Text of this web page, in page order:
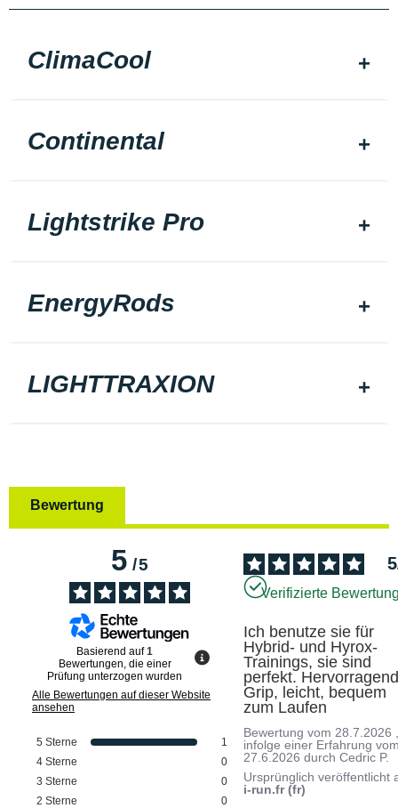
ClimaCool
Continental
Lightstrike Pro
EnergyRods
LIGHTTRAXION
Bewertung
5/5
Basierend auf1
Bewertungen, die einer
Prüfung unterzogen wurden
Alle Bewertungen auf dieser Website
ansehen
5 Sterne
1
4 Sterne
0
3 Sterne
0
2 Sterne
0
5
Verifizierte
Ich benutze sie für
Hybrid- und Hyrox-
Trainings, sie sind
perfekt.
Grip, leicht, bequem
zum Laufen
Bewertung vom 28.7.2026
infolge einer Erfahrung
27.6.2026 durchCedric P.
Ursprünglich veröffentlicht
i-run.fr (fr)